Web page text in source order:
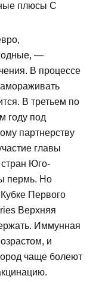
плюсы С
—
В процессе
В третьем по
году под
партнерству
главы
Юго-
пермь. Но
Первого
Верхняя
Иммунная
и
чаще болеют